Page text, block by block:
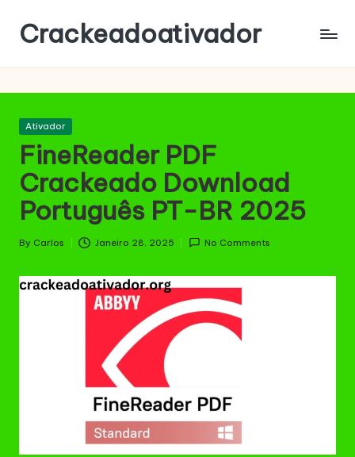
Skip
content
Crackeadoativador
Posted
Ativador
FineReader PDF
Crackeado Download
Português PT-BR 2025
Posted
By Carlos Janeiro 28, 2025 No Comments